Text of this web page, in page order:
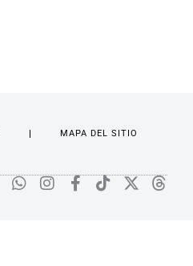
MAPA DEL SITIO